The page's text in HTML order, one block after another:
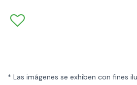
* Las imágenes se exhiben con fines